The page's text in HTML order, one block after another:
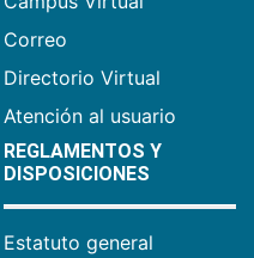
Correo
Directorio Virtual
Atención al usuario
REGLAMENTOS Y
DISPOSICIONES
Estatuto general